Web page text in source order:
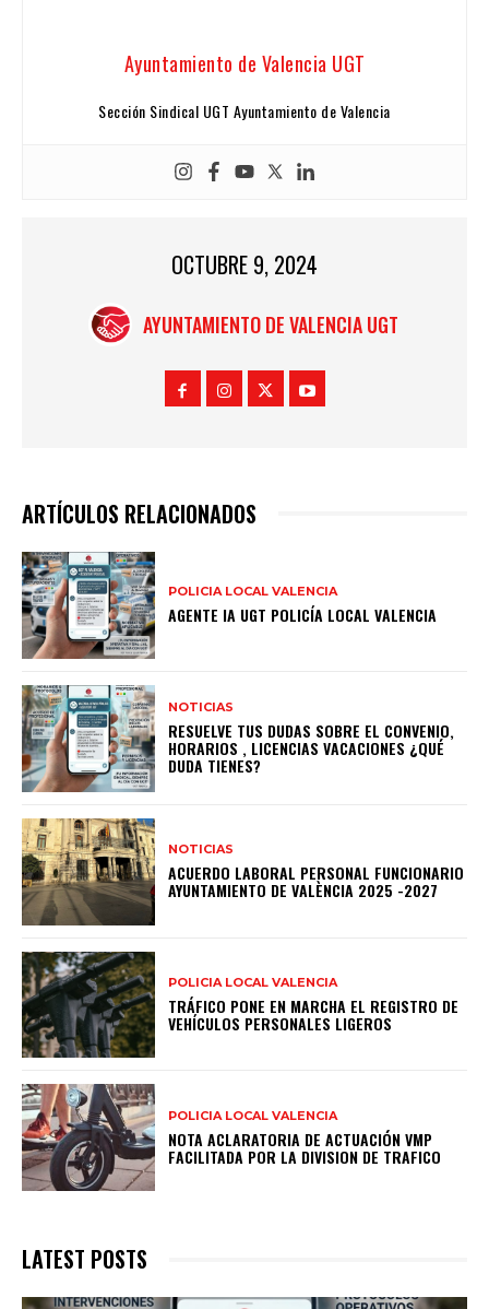
Ayuntamiento de Valencia UGT
Sección Sindical UGT Ayuntamiento de Valencia
OCTUBRE 9, 2024
AYUNTAMIENTO DE VALENCIA UGT
ARTÍCULOS RELACIONADOS
POLICIA LOCAL VALENCIA
AGENTE IA UGT POLICÍA LOCAL VALENCIA
NOTICIAS
RESUELVE TUS DUDAS SOBRE EL CONVENIO,
HORARIOS , LICENCIAS VACACIONES ¿QUÉ
DUDA TIENES?
NOTICIAS
ACUERDO LABORAL PERSONAL FUNCIONARIO
AYUNTAMIENTO DE VALÈNCIA 2025 -2027
POLICIA LOCAL VALENCIA
TRÁFICO PONE EN MARCHA EL REGISTRO DE
VEHÍCULOS PERSONALES LIGEROS
POLICIA LOCAL VALENCIA
NOTA ACLARATORIA DE ACTUACIÓN VMP
FACILITADA POR LA DIVISION DE TRAFICO
LATEST POSTS